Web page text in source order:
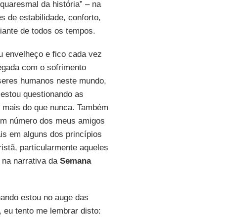
da história” – na
de estabilidade, conforto,
de todos os tempos.
envelheço e fico cada vez
com o sofrimento
humanos neste mundo,
questionando as
do que nunca. Também
número dos meus amigos
em alguns dos princípios
particularmente aqueles
narrativa da Semana
estou no auge das
eu tento me lembrar disto: